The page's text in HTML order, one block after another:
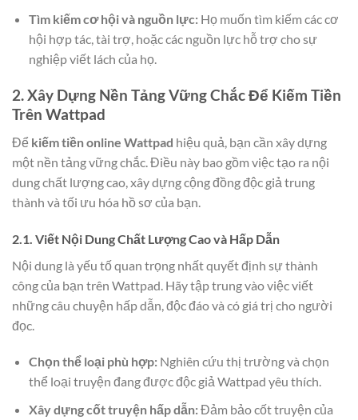
Tìm kiếm cơ hội và nguồn lực:Họ muốn tìm kiếm các cơ
hội hợp tác, tài trợ, hoặc các nguồn lực hỗ trợ cho sự
nghiệp viết lách của họ.
2. Xây Dựng Nền Tảng Vững Chắc Để Kiếm Tiền
Trên Wattpad
Để kiếm tiền online Wattpad hiệu quả, bạn cần xây dựng
một nền tảng vững chắc. Điều này bao gồm việc tạo ra nội
dung chất lượng cao, xây dựng cộng đồng độc giả trung
thành và tối ưu hóa hồ sơ của bạn.
2.1. Viết Nội Dung Chất Lượng Cao và Hấp Dẫn
Nội dung là yếu tố quan trọng nhất quyết định sự thành
công của bạn trên Wattpad. Hãy tập trung vào việc viết
những câu chuyện hấp dẫn, độc đáo và có giá trị cho người
đọc.
Chọn thể loại phù hợp:Nghiên cứu thị trường và chọn
thể loại truyện đang được độc giả Wattpad yêu thích.
Xây dựng cốt truyện hấp dẫn:Đảm bảo cốt truyện của